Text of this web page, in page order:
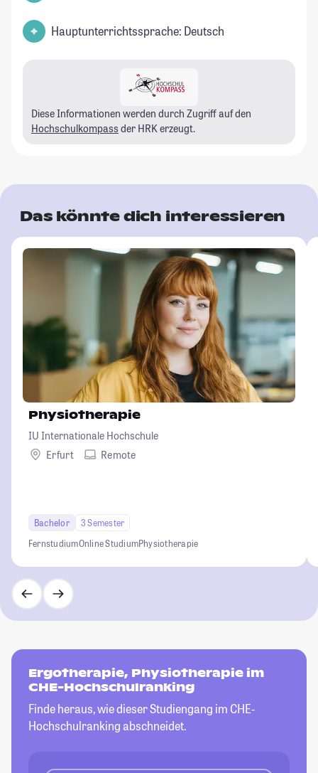
Hauptunterrichtssprache: Deutsch
Diese Informationen werden durch Zugriff auf den
Hochschulkompass der HRK erzeugt.
Das könnte dich interessieren
Physiotherapie
IU Internationale Hochschule
Erfurt
Remote
Bachelor
3 Semester
FernstudiumOnline StudiumPhysiotherapie
Ergotherapie, Physiotherapie im
CHE-Hochschulranking
Finde heraus, wie dieser Studiengang im CHE-
Hochschulranking abschneidet.